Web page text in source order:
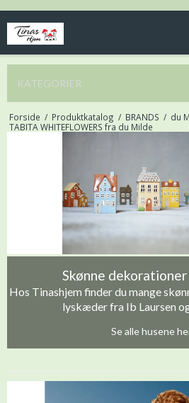
KATEGORIER
Forside / Produktkatalog / BRANDS / du
TABITA WHITEFLOWERS fra du Milde
Skønne
Hos Tinashjem finder du mange
lyskæder fra Ib Laursen
Se alle husene